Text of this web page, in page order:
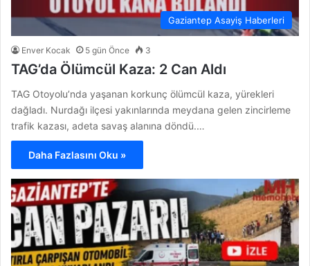
Gaziantep Asayiş Haberleri
Enver Kocak 5 gün Önce 3
TAG’da Ölümcül Kaza: 2 Can Aldı
TAG Otoyolu’nda yaşanan korkunç ölümcül kaza, yürekleri
dağladı. Nurdağı ilçesi yakınlarında meydana gelen zincirleme
trafik kazası, adeta savaş alanına döndü.…
Daha Fazlasını Oku »